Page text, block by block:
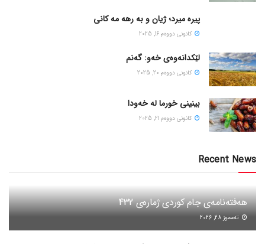
پیره میرد؛ ژیان و به رهه مه کانی
كانونی دووه‌م 16, 2025
لێکدانەوەی خەو: گەنم
كانونی دووه‌م 20, 2025
بینینی خورما لە خەودا
كانونی دووه‌م 21, 2025
Recent News
هەفتەنامەی جام کوردی ژمارەی 432
ته‌مموز 28, 2026